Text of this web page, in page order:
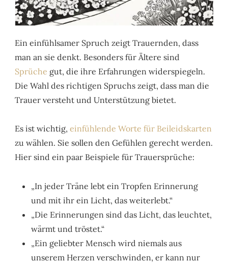
Ein einfühlsamer Spruch zeigt Trauernden, dass
man an sie denkt. Besonders für Ältere sind
Sprüche gut, die ihre Erfahrungen widerspiegeln.
Die Wahl des richtigen Spruchs zeigt, dass man die
Trauer versteht und Unterstützung bietet.
Es ist wichtig,einfühlende Worte für Beileidskarten
zu wählen. Sie sollen den Gefühlen gerecht werden.
Hier sind ein paar Beispiele für Trauersprüche:
„In jeder Träne lebt ein Tropfen Erinnerung
und mit ihr ein Licht, das weiterlebt.“
„Die Erinnerungen sind das Licht, das leuchtet,
wärmt und tröstet.“
„Ein geliebter Mensch wird niemals aus
unserem Herzen verschwinden, er kann nur